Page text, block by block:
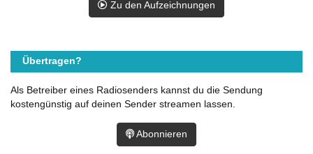
Zu den Aufzeichnungen
Übertragen?
Als Betreiber eines Radiosenders kannst du die Sendung
kostengünstig auf deinen Sender streamen lassen.
Abonnieren